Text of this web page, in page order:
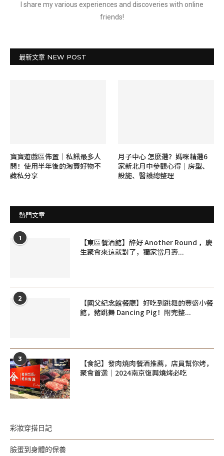
I share my various experiences and discoveries with online
friends!
最新文章 NEW POST
寶寶遊戲區佈置｜私訊最多人
問！使用半年後的淘寶好物不
藏私分享
月子中心 怎麼選？媽咪精選6
家新北月中參觀心得｜房型、
設施、醫護總整理
熱門文章
1
【東區餐酒館】醉好 Another Round ，慶
生聚會來這就對了，獨家當月壽...
2
【國父紀念館餐廳】好吃到跳舞的豐盛小餐
館，豬跳舞 Dancing Pig！附完整...
3
【食記】發肉燒肉餐酒推薦，店員幫你烤，
聚會首選｜2024南京復興燒烤必吃
彩妝穿搭日記
臉蛋到身體的保養